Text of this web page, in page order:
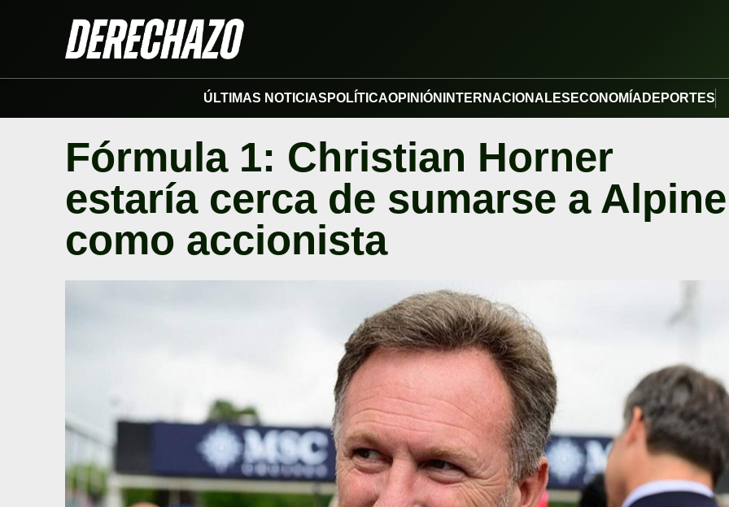
ÚLTIMAS NOTICIAS POLÍTICAOPINIÓN INTERNACIONALES ECONOMÍA DEPORTES
Fórmula 1: Christian Horner
estaría cerca de sumarse a Alpine
como accionista